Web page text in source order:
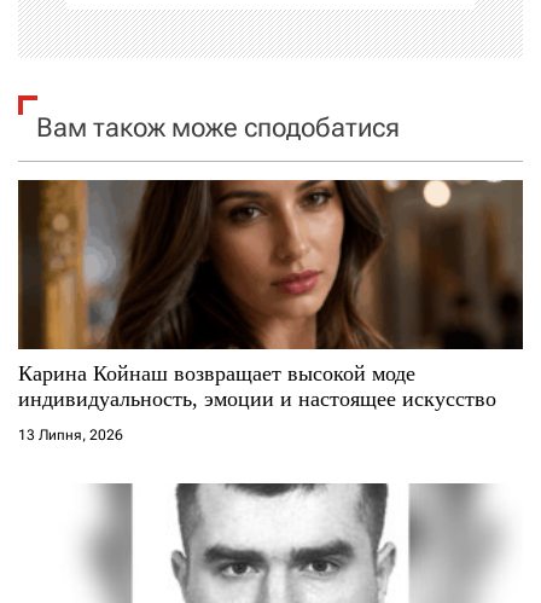
і
а
п
с
і
в
Вам також може сподобатися
Карина Койнаш возвращает высокой моде
индивидуальность, эмоции и настоящее искусство
13 Липня, 2026